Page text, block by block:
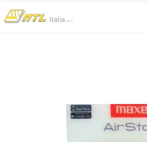
https://www.mtlit.it/bustine-portanomi/
portabadge/